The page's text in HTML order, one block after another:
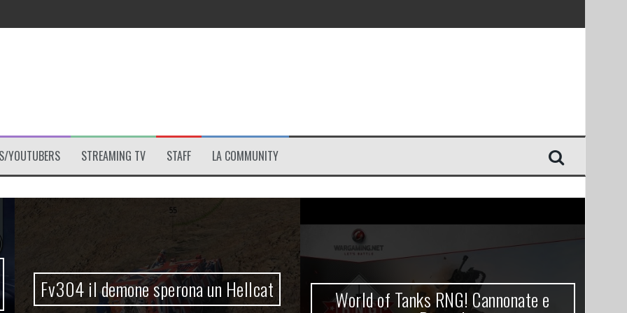
YOUTUBERS STREAMING TV STAFF LA COMMUNITY
Fv304 il demone sperona un Hellcat World of Tanks RNG! Cannonate e